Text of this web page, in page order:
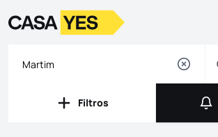
LogoIr para a homepage
Filtros
Filtros